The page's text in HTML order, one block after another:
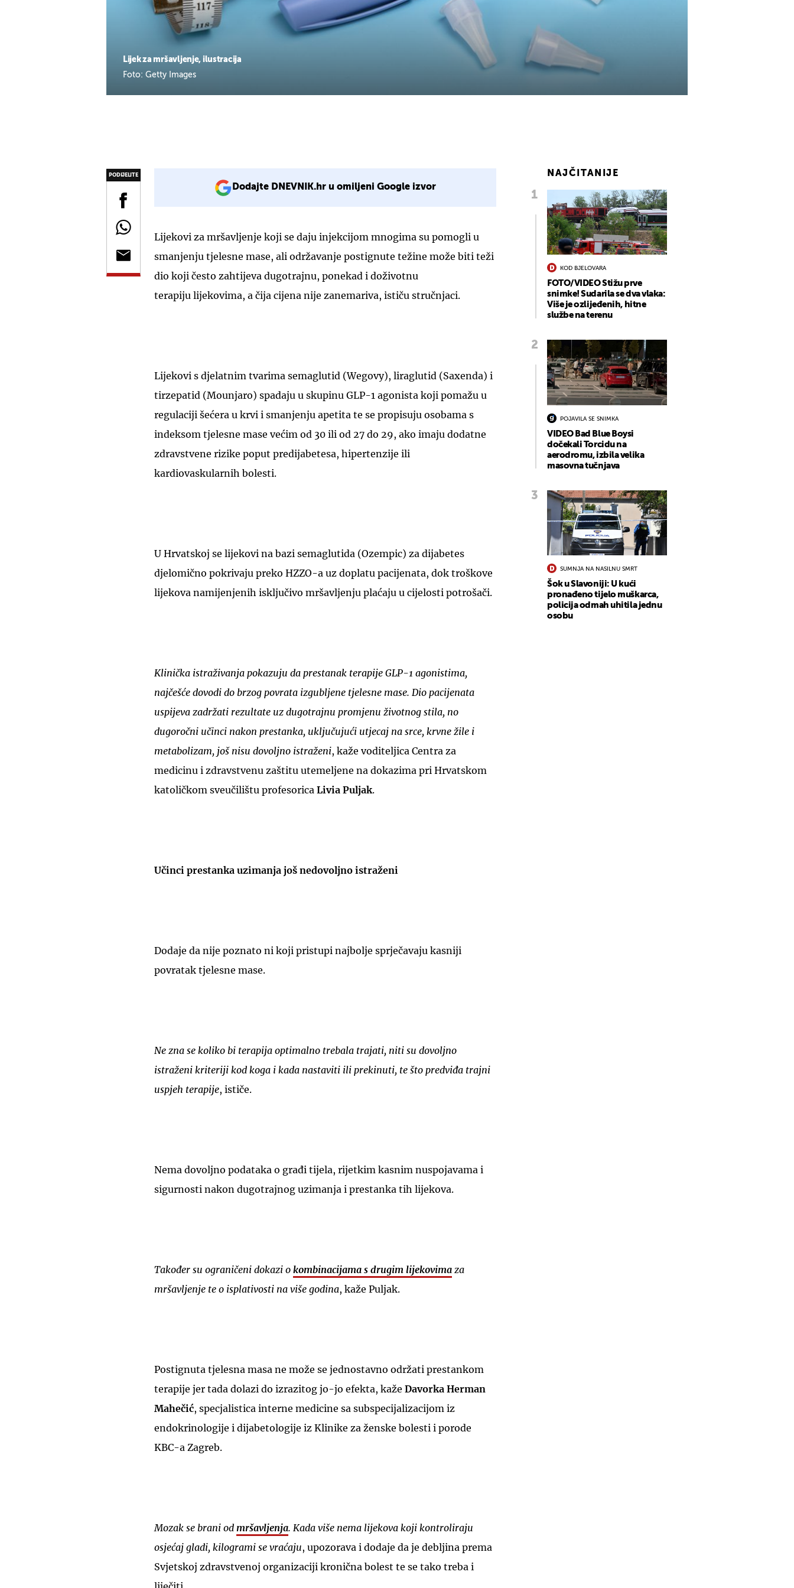
Lijek za mršavljenje, ilustracija
Foto: Getty Images
PODIJELITE
Dodajte DNEVNIK.hr u omiljeni Google izvor
Lijekovi za mršavljenje koji se daju injekcijom mnogima su pomogli u
smanjenju tjelesne mase, ali održavanje postignute težine može biti teži
dio koji često zahtijeva dugotrajnu, ponekad i doživotnu
terapiju lijekovima, a čija cijena nije zanemariva, ističu stručnjaci.
Lijekovi s djelatnim tvarima semaglutid (Wegovy), liraglutid (Saxenda) i
tirzepatid (Mounjaro) spadaju u skupinu GLP-1 agonista koji pomažu u
regulaciji šećera u krvi i smanjenju apetita te se propisuju osobama s
indeksom tjelesne mase većim od 30 ili od 27 do 29, ako imaju dodatne
zdravstvene rizike poput predijabetesa, hipertenzije ili
kardiovaskularnih bolesti.
U Hrvatskoj se lijekovi na bazi semaglutida (Ozempic) za dijabetes
djelomično pokrivaju preko HZZO-a uz doplatu pacijenata, dok troškove
lijekova namijenjenih isključivo mršavljenju plaćaju u cijelosti potrošači.
Klinička istraživanja pokazuju da prestanak terapije GLP-1 agonistima,
najčešće dovodi do brzog povrata izgubljene tjelesne mase. Dio pacijenata
uspijeva zadržati rezultate uz dugotrajnu promjenu životnog stila, no
dugoročni učinci nakon prestanka, uključujući utjecaj na srce, krvne žile i
metabolizam, još nisu dovoljno istraženi, kaže voditeljica Centra za
medicinu i zdravstvenu zaštitu utemeljene na dokazima pri Hrvatskom
katoličkom sveučilištu profesorica Livia Puljak.
Učinci prestanka uzimanja još nedovoljno istraženi
Dodaje da nije poznato ni koji pristupi najbolje sprječavaju kasniji
povratak tjelesne mase.
Ne zna se koliko bi terapija optimalno trebala trajati, niti su dovoljno
istraženi kriteriji kod koga i kada nastaviti ili prekinuti, te što predviđa trajni
uspjeh terapije, ističe.
Nema dovoljno podataka o građi tijela, rijetkim kasnim nuspojavama i
sigurnosti nakon dugotrajnog uzimanja i prestanka tih lijekova.
Također su ograničeni dokazi o kombinacijama s drugim lijekovima za
mršavljenje te o isplativosti na više godina, kaže Puljak.
Postignuta tjelesna masa ne može se jednostavno održati prestankom
terapije jer tada dolazi do izrazitog jo-jo efekta, kaže Davorka Herman
Mahečić, specjalistica interne medicine sa subspecijalizacijom iz
endokrinologije i dijabetologije iz Klinike za ženske bolesti i porode
KBC-a Zagreb.
Mozak se brani od mršavljenja. Kada više nema lijekova koji kontroliraju
osjećaj gladi, kilogrami se vraćaju, upozorava i dodaje da je debljina prema
Svjetskoj zdravstvenoj organizaciji kronična bolest te se tako treba i
NAJČITANIJE
KOD BJELOVARA
FOTO/VIDEO Stižu prve
snimke! Sudarila se dva vlaka:
Više je ozlijeđenih, hitne
službe na terenu
POJAVILA SE SNIMKA
VIDEO Bad Blue Boysi
dočekali Torcidu na
aerodromu, izbila velika
masovna tučnjava
SUMNJA NA NASILNU SMRT
Šok u Slavoniji: U kući
pronađeno tijelo muškarca,
policija odmah uhitila jednu
osobu